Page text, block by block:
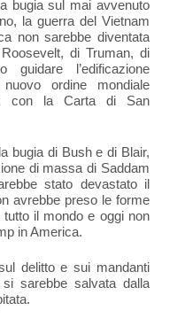
bugia sul mai avvenuto
la guerra del Vietnam
non sarebbe diventata
di Truman, di
guidare l’edificazione
ordine mondiale
con la Carta di San
bugia di Bush e di Blair,
di massa di Saddam
stato devastato il
avrebbe preso le forme
il mondo e oggi non
in America.
delitto e sui mandanti
si sarebbe salvata dalla